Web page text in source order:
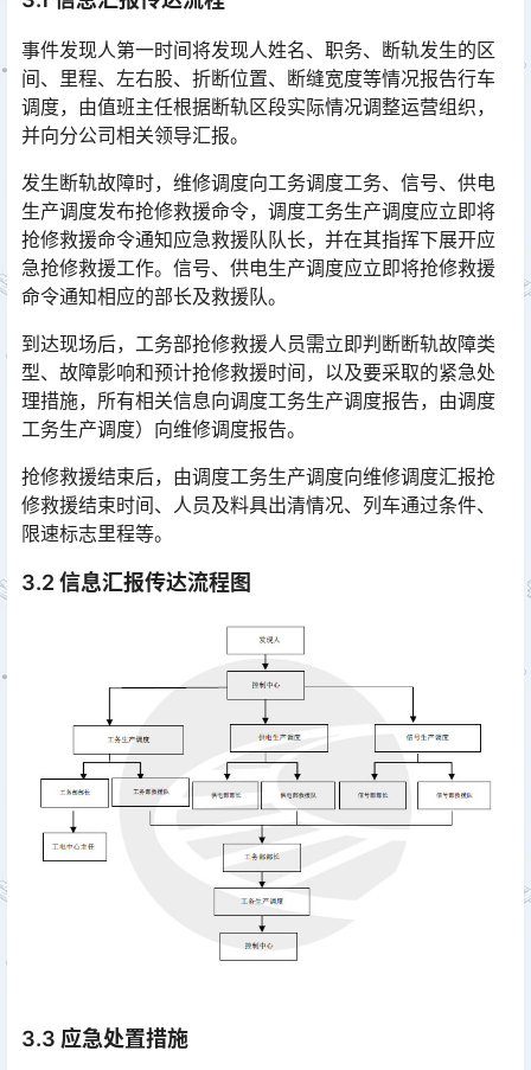
事件发现人第一时间将发现人姓名、职务、断轨发生的区
间、里程、左右股、折断位置、断缝宽度等情况报告行车
调度，由值班主任根据断轨区段实际情况调整运营组织，
并向分公司相关领导汇报。󠅅󠅃󠄵󠅂󠄪󠇖󠆨󠆨󠇕󠆞󠆒󠅬󠇘󠆭󠆘󠇙󠆝󠅵󠇗󠆭󠆁󠄐󠇗󠅹󠅸󠇖󠆍󠅳󠇖󠅹󠅰󠇖󠆌󠅹
发生断轨故障时，维修调度向工务调度工务、信号、供电
生产调度发布抢修救援命令，调度工务生产调度应立即将
抢修救援命令通知应急救援队队长，并在其指挥下展开应
急抢修救援工作。信号、供电生产调度应立即将抢修救援
命令通知相应的部长及救援队。󠅅󠅃󠄵󠅂󠄪󠇖󠆨󠆨󠇕󠆞󠆒󠅬󠇘󠆭󠆘󠇙󠆝󠅵󠇗󠆭󠆁󠄐󠇗󠅹󠅸󠇖󠆍󠅳󠇖󠅹󠅰󠇖󠆌󠅹
到达现场后，工务部抢修救援人员需立即判断断轨故障类
型、故障影响和预计抢修救援时间，以及要采取的紧急处
理措施，所有相关信息向调度工务生产调度报告，由调度
工务生产调度）向维修调度报告。󠅅󠅃󠄵󠅂󠄪󠇖󠆨󠆨󠇕󠆞󠆒󠅬󠇘󠆭󠆘󠇙󠆝󠅵󠇗󠆭󠆁󠄐󠇗󠅹󠅸󠇖󠆍󠅳󠇖󠅹󠅰󠇖󠆌󠅹
抢修救援结束后，由调度工务生产调度向维修调度汇报抢
修救援结束时间、人员及料具出清情况、列车通过条件、
限速标志里程等。
3.2 信息汇报传达流程图
3.3 应急处置措施